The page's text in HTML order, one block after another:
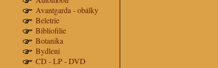
Avantgarda - obálky
Beletrie
Bibliofilie
Botanika
Bydlení
CD - LP - DVD